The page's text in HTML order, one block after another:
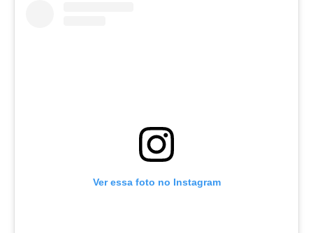
Ver essa foto no Instagram